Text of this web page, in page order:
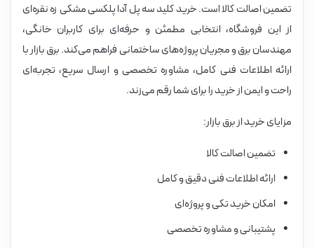
تضمین اصالت کالا است. خرید کلید سه پل آدا پلکسی مشکی زه نقره‌ای
از این فروشگاه، انتخابی مطمئن و حرفه‌ای برای کاربران خانگی،
مهندسان برق و مجریان پروژه‌های ساختمانی فراهم می‌کند. برق بازار با
ارائه اطلاعات فنی کامل، مشاوره تخصصی و ارسال سریع، تجربه‌ای
راحت و ایمن از خرید را برای شما رقم می‌زند.
مزایای خرید از برق بازار:
تضمین اصالت کالا
ارائه اطلاعات فنی دقیق و کامل
امکان خرید تکی و پروژه‌ای
پشتیبانی و مشاوره تخصصی